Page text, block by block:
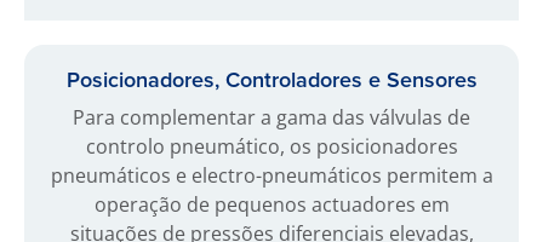
Posicionadores, Controladores e Sensores
Para complementar a gama das válvulas de
controlo pneumático, os posicionadores
pneumáticos e electro-pneumáticos permitem a
operação de pequenos actuadores em
situações de pressões diferenciais elevadas,